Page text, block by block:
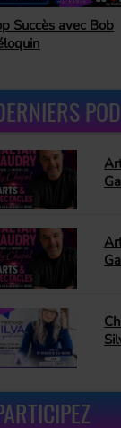
cowboy urbain sur la